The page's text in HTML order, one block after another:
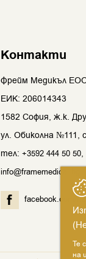
Те
на
Контакти
Фрейм Медикъл
ЕИК: 206014343
1582 София, ж.к.
ул. Обиколна №111,
тел: +3592 444 50 50,
info@framemedical.bg
facebook.com/